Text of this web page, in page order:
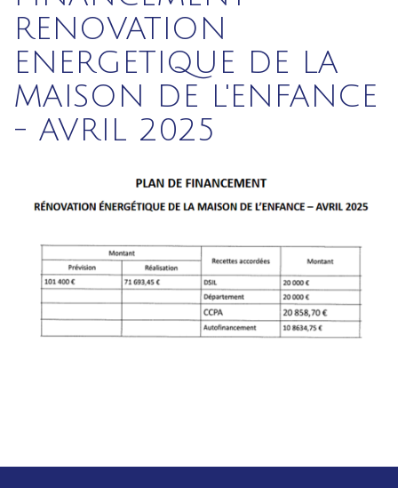
RENOVATION
ENERGETIQUE DE LA
MAISON DE L'ENFANCE
- AVRIL 2025